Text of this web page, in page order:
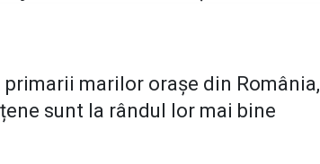
marilor orașe din România,
sunt la rândul lor mai bine